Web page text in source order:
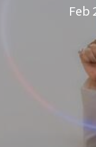
Feb